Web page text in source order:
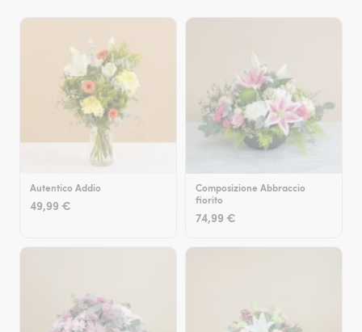
Autentico Addio
49,99 €
Composizione Abbraccio
fiorito
74,99 €